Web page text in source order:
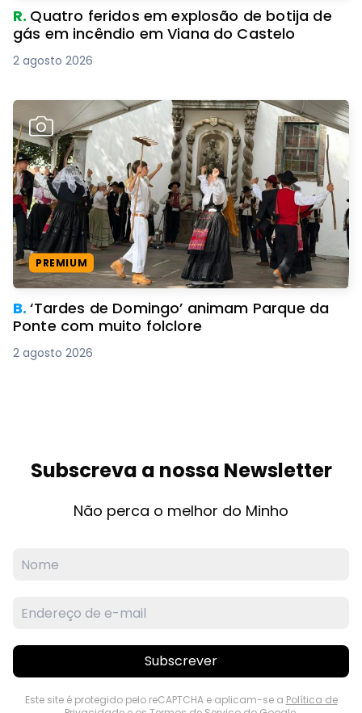
R. Quatro feridos em explosão de botija de
gás em incêndio em Viana do Castelo
2 agosto 2026
PREMIUM
B.‘Tardes de Domingo’ animam Parque da
Ponte com muito folclore
2 agosto 2026
Subscreva a nossa Newsletter
Não perca o melhor do Minho
Subscrever
Este site é protegido pelo reCAPTCHA e aplicam-se a Política de